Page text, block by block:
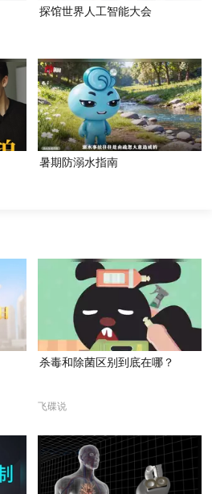
探馆世界人工智能大会
暑期防溺水指南
杀毒和除菌区别到底在哪？
飞碟说